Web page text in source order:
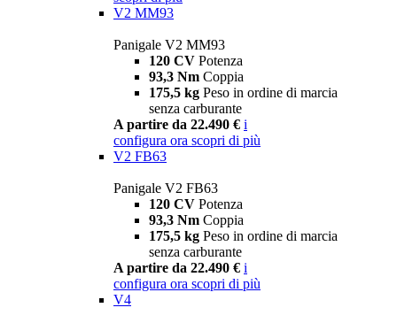
V2 MM93
Panigale V2 MM93
120 CV Potenza
93,3 Nm Coppia
175,5 kg Peso in ordine di marcia
senza carburante
A partire da 22.490 € i
configura ora scopri di più
V2 FB63
Panigale V2 FB63
120 CV Potenza
93,3 Nm Coppia
175,5 kg Peso in ordine di marcia
senza carburante
A partire da 22.490 € i
configura ora scopri di più
V4